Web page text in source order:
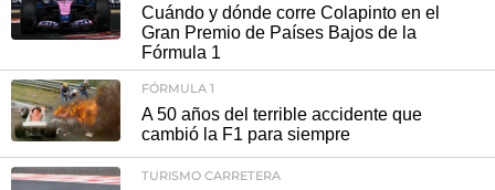
Cuándo y dónde corre Colapinto en el
Gran Premio de Países Bajos de la
Fórmula 1
FÓRMULA 1
A 50 años del terrible accidente que
cambió la F1 para siempre
TURISMO CARRETERA